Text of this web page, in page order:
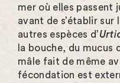
mer où elles passent
avant de s’établir sur
autres espèces d’
la bouche, du
mâle fait de même
fécondation est